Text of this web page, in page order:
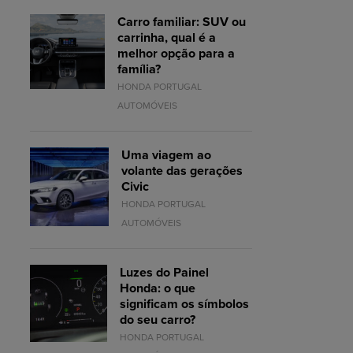
Carro familiar: SUV ou
carrinha, qual é a
melhor opção para a
família?
HONDA PORTUGAL
AUTOMÓVEIS
Uma viagem ao
volante das gerações
Civic
HONDA PORTUGAL
AUTOMÓVEIS
Luzes do Painel
Honda: o que
significam os símbolos
do seu carro?
HONDA PORTUGAL